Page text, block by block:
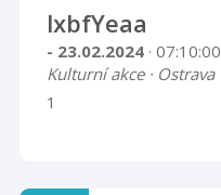
lxbfYeaa
- 23.02.2024 · 07:10:00
Kulturní akce · Ostrava
1